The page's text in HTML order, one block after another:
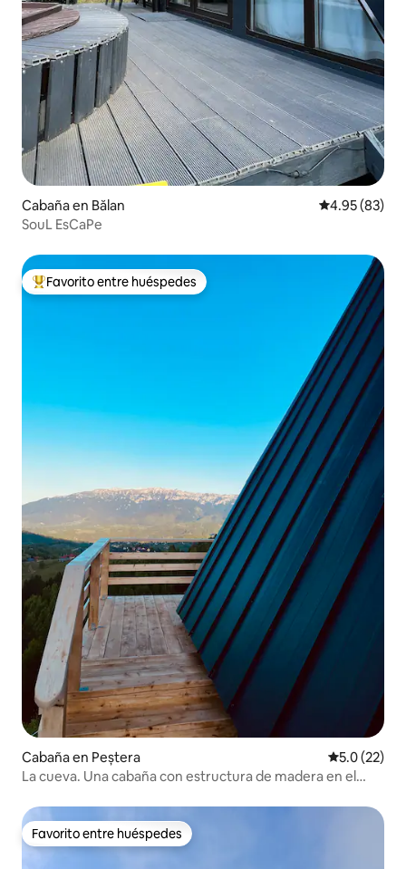
Cabaña en Bălan Calificación
4.95 (83)
SouL EsCaPe
Favorito entre huéspedes preferido
Favorito entre huéspedes
Cabaña en Peștera Calificación
5.0 (22)
La cueva. Una cabaña con estructura de madera en el
Favorito entre huéspedes
Favorito entre huéspedes